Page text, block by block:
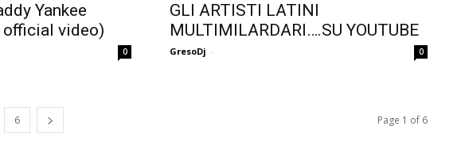
Yankee
official video)
0
GLI ARTISTI LATINI
MULTIMILARDARI….SU YOUTUBE
GresoDj - 0
6 Page 1 of 6